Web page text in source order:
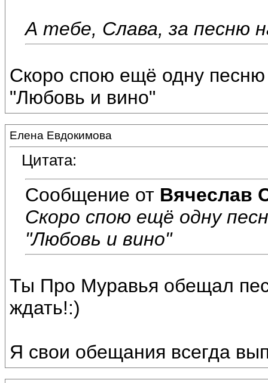
А тебе, Слава, за песню
Скоро спою ещё одну песню
"Любовь и вино"
Елена Евдокимова
Цитата:
Сообщение от Вячеслав
Скоро спою ещё одну
"Любовь и вино"
Ты Про Муравья обещал
ждать!:)
Я свои обещания всегда